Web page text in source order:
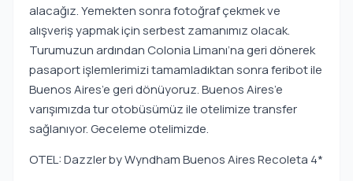
alacağız. Yemekten sonra fotoğraf çekmek ve
alışveriş yapmak için serbest zamanımız olacak.
Turumuzun ardından Colonia Limanı’na geri dönerek
pasaport işlemlerimizi tamamladıktan sonra feribot ile
Buenos Aires’e geri dönüyoruz. Buenos Aires’e
varışımızda tur otobüsümüz ile otelimize transfer
sağlanıyor. Geceleme otelimizde.
OTEL: Dazzler by Wyndham Buenos Aires Recoleta 4*